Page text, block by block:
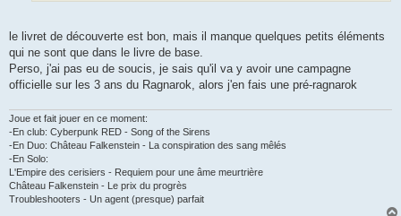
le livret de découverte est bon, mais il manque quelques petits éléments
qui ne sont que dans le livre de base.
Perso, j'ai pas eu de soucis, je sais qu'il va y avoir une campagne
officielle sur les 3 ans du Ragnarok, alors j'en fais une pré-ragnarok
Joue et fait jouer en ce moment:
-En club: Cyberpunk RED - Song of the Sirens
-En Duo: Château Falkenstein - La conspiration des sang mêlés
-En Solo:
L'Empire des cerisiers - Requiem pour une âme meurtrière
Château Falkenstein - Le prix du progrès
Troubleshooters - Un agent (presque) parfait